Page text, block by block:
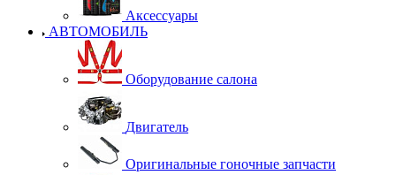
Аксессуары
АВТОМОБИЛЬ
Оборудование салона
Двигатель
Оригинальные гоночные запчасти